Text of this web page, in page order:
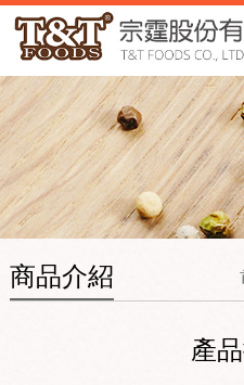
商品介紹
產